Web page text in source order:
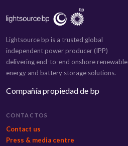
Lightsource bp is a trusted global
independent power producer (IPP)
delivering end-to-end onshore renewable
energy and battery storage solutions.
Compañía propiedad de bp
CONTACTOS
Contact us
Press & media centre